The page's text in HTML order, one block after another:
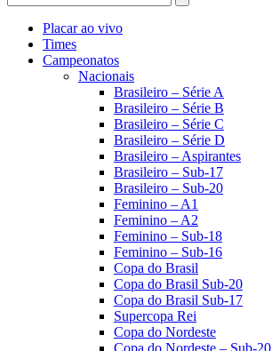
Placar ao vivo
Times
Campeonatos
Nacionais
Brasileiro – Série A
Brasileiro – Série B
Brasileiro – Série C
Brasileiro – Série D
Brasileiro – Aspirantes
Brasileiro – Sub-17
Brasileiro – Sub-20
Feminino – A1
Feminino – A2
Feminino – Sub-18
Feminino – Sub-16
Copa do Brasil
Copa do Brasil Sub-20
Copa do Brasil Sub-17
Supercopa Rei
Copa do Nordeste
Copa do Nordeste – Sub-20